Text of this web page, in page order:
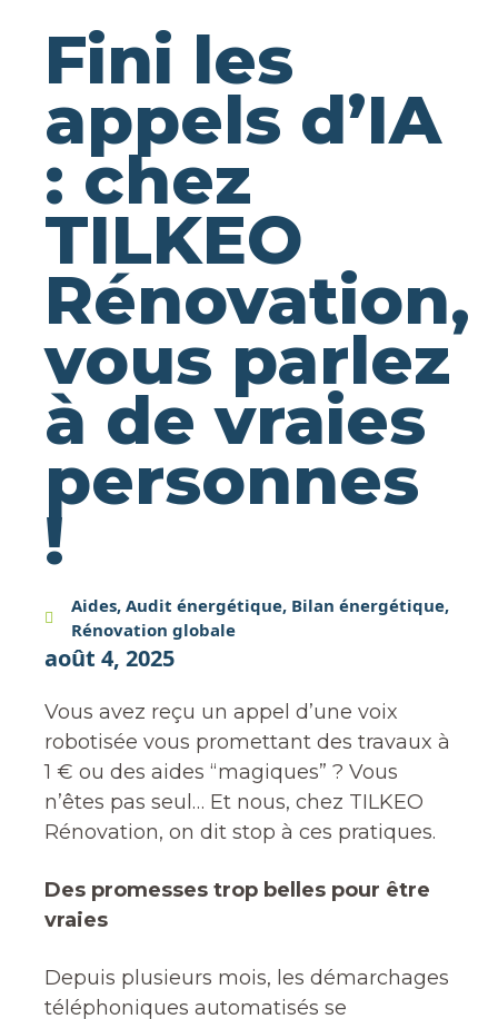
Fini les
appels d’IA
: chez
TILKEO
Rénovation,
vous parlez
à de vraies
personnes
!
Aides, Audit énergétique, Bilan énergétique,
Rénovation globale
août 4, 2025
Vous avez reçu un appel d’une voix
robotisée vous promettant des travaux à
1 € ou des aides “magiques” ? Vous
n’êtes pas seul… Et nous, chez TILKEO
Rénovation, on dit stop à ces pratiques.
Des promesses trop belles pour être
vraies
Depuis plusieurs mois, les démarchages
téléphoniques automatisés se